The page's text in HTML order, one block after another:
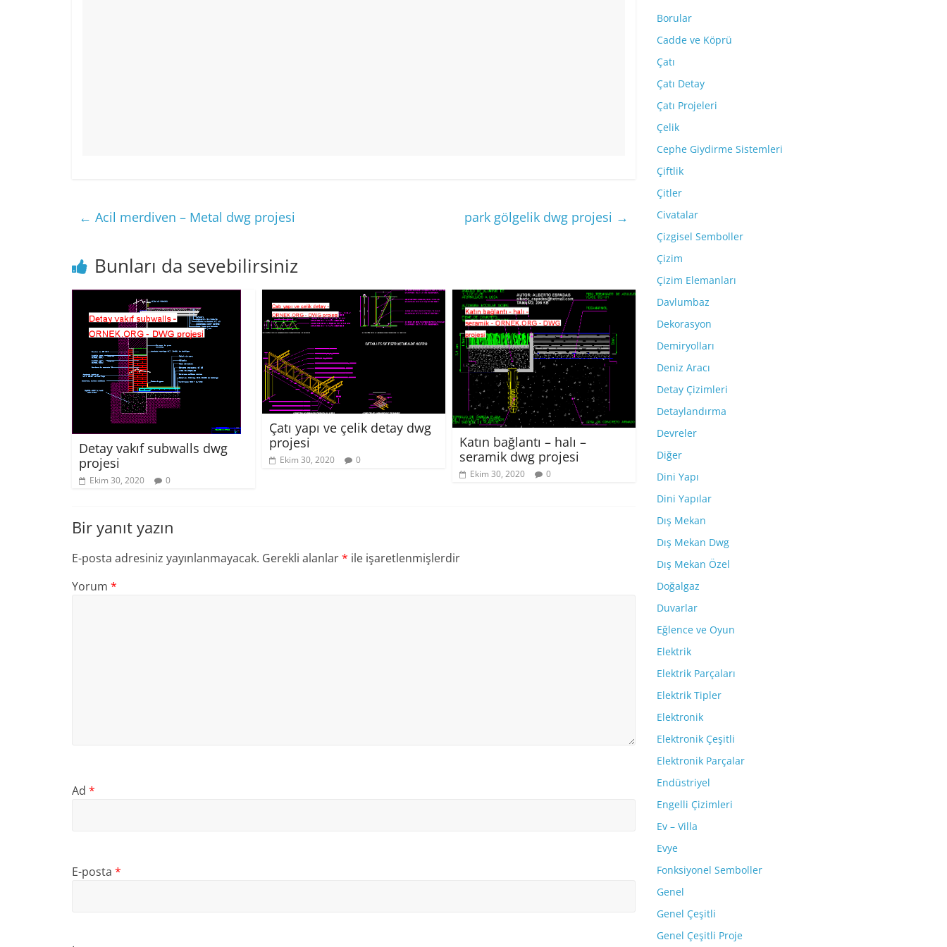
← Acil merdiven – Metal dwg projesi park gölgelik dwg projesi →
Bunları da sevebilirsiniz
Detay vakıf subwalls dwg
projesi
Ekim 30, 2020 0
Çatı yapı ve çelik detay dwg
projesi
Ekim 30, 2020 0
Katın bağlantı – halı –
seramik dwg projesi
Ekim 30, 2020 0
Bir yanıt yazın
E-posta adresiniz yayınlanmayacak. Gerekli alanlar* ile işaretlenmişlerdir
Yorum *
Ad *
E-posta *
Borular
Cadde ve Köprü
Çatı
Çatı Detay
Çatı Projeleri
Çelik
Cephe Giydirme Sistemleri
Çiftlik
Çitler
Civatalar
Çizgisel Semboller
Çizim
Çizim Elemanları
Davlumbaz
Dekorasyon
Demiryolları
Deniz Aracı
Detay Çizimleri
Detaylandırma
Devreler
Diğer
Dini Yapı
Dini Yapılar
Dış Mekan
Dış Mekan Dwg
Dış Mekan Özel
Doğalgaz
Duvarlar
Eğlence ve Oyun
Elektrik
Elektrik Parçaları
Elektrik Tipler
Elektronik
Elektronik Çeşitli
Elektronik Parçalar
Endüstriyel
Engelli Çizimleri
Ev – Villa
Evye
Fonksiyonel Semboller
Genel
Genel Çeşitli
Genel Çeşitli Proje